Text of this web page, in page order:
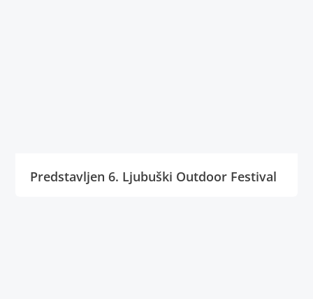
Predstavljen 6. Ljubuški Outdoor Festival